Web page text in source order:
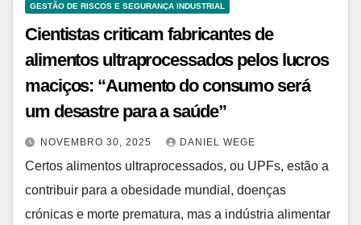
GESTÃO DE RISCOS E SEGURANÇA INDUSTRIAL
Cientistas criticam fabricantes de
alimentos ultraprocessados pelos lucros
maciços: “Aumento do consumo será
um desastre para a saúde”
NOVEMBRO 30, 2025 DANIEL WEGE
Certos alimentos ultraprocessados, ou UPFs, estão a
contribuir para a obesidade mundial, doenças
crónicas e morte prematura, mas a indústria alimentar